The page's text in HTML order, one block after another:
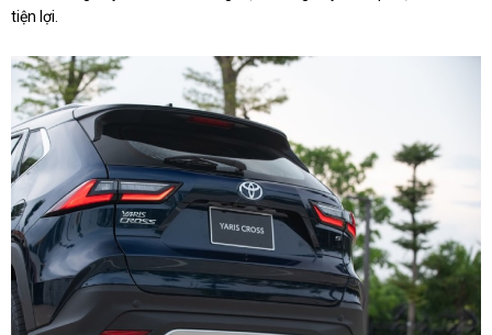
tiện lợi.